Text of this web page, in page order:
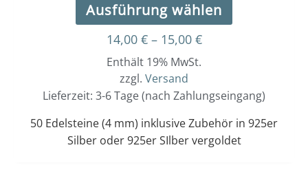
Ausführung wählen
14,00 € – 15,00 €
Enthält 19% MwSt.
zzgl. Versand
Lieferzeit: 3-6 Tage (nach Zahlungseingang)
50 Edelsteine (4 mm) inklusive Zubehör in 925er
Silber oder 925er SIlber vergoldet